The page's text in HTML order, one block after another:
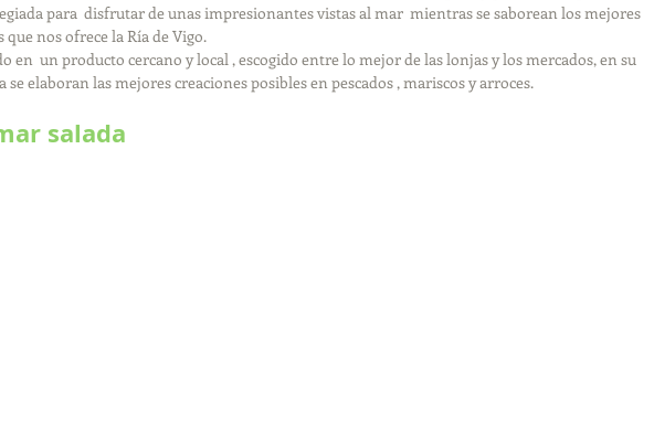
para  disfrutar de unas impresionantes vistas al mar  mientras se saborean los mejores
que nos ofrece la Ría de Vigo.
en  un producto cercano y local , escogido entre lo mejor de las lonjas y los mercados, en su
se elaboran las mejores creaciones posibles en pescados , mariscos y arroces.
salada